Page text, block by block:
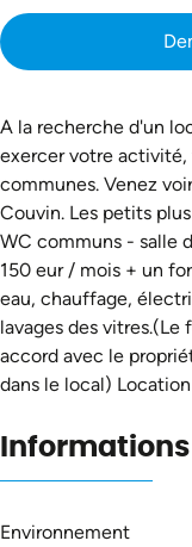
A la recherche d'un
exercer votre activité,
communes. Venez
Couvin. Les petits
WC communs - salle
150 eur / mois + un
eau, chauffage,
lavages des
accord avec le
dans le local) Location
Environnement